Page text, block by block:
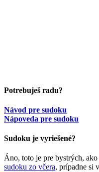
Potrebuješ radu?
Návod pre sudoku
Nápoveda pre sudoku
Sudoku je vyriešené?
Áno, toto je pre bystrých,
sudoku zo včera, prípadne si